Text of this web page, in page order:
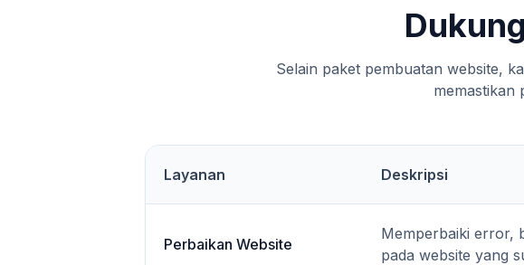
Selain paket pembuatan website,
memastikan
Layanan Deskripsi
Perbaikan Website
Memperbaiki error,
pada website yang